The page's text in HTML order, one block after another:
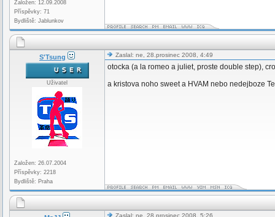
Založen: 12.09.2008
Příspěvky: 71
Bydliště: Jablunkov
S'Tsung
Uživatel
Založen: 26.07.2004
Příspěvky: 2218
Bydliště: Praha
Zaslal: ne, 28.prosinec 2008, 4:49
otocka (a la romeo a juliet, proste double step),
a kristova noho sweet a HVAM nebo nedejboze
Zaslal: ne, 28.prosinec 2008, 5:26